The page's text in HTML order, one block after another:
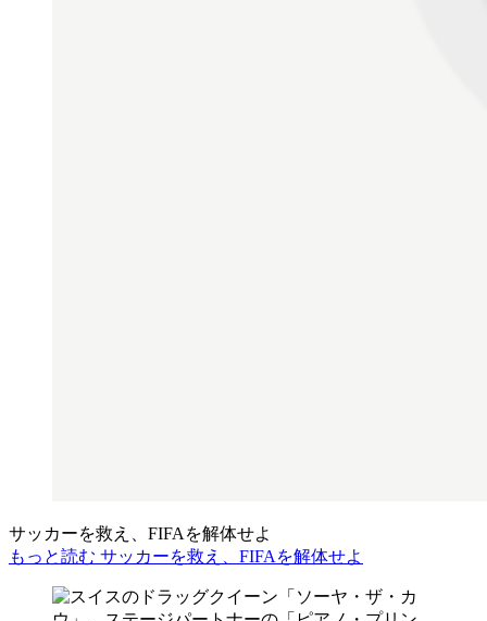
サッカーを救え、FIFAを解体せよ
もっと読む サッカーを救え、FIFAを解体せよ